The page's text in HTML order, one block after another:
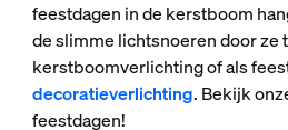
feestdagen in de kerstboom
de slimme lichtsnoeren door ze
kerstboomverlichting of als
decoratieverlichting. Bekijk
feestdagen!